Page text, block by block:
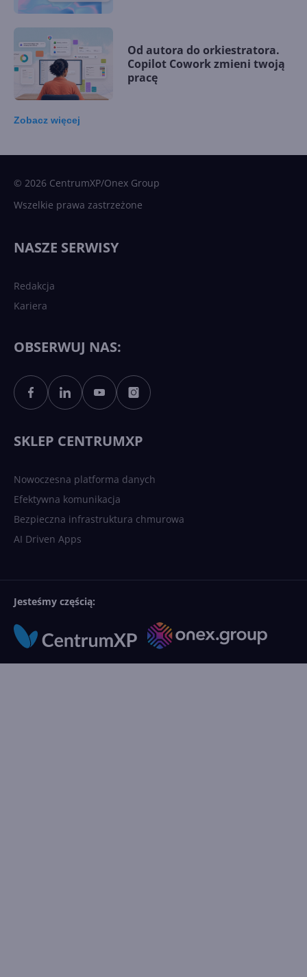
Od autora do orkiestratora.
Copilot Cowork zmieni twoją
pracę
Sztuczna inteligencja po
polsku. Dość barier
Zobacz więcej
© 2026 CentrumXP/Onex Group
Wszelkie prawa zastrzeżone
NASZE SERWISY
Redakcja
Kariera
OBSERWUJ NAS:
SKLEP CENTRUMXP
Nowoczesna platforma danych
Efektywna komunikacja
Bezpieczna infrastruktura chmurowa
AI Driven Apps
Jesteśmy częścią: